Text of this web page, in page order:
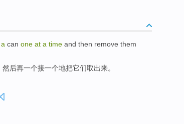
a can one at a time and then remove them
然后再一个接一个地把它们取出来。